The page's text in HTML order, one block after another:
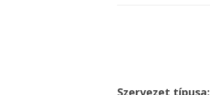
Szervezet típusa: